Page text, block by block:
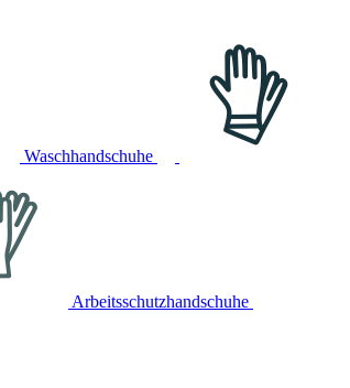
Waschhandschuhe
Arbeitsschutzhandschuhe